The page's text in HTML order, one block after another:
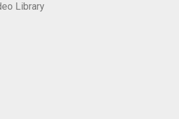
Library